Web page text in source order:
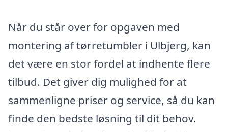
Når du står over for opgaven med
montering af tørretumbler i Ulbjerg, kan
det være en stor fordel at indhente flere
tilbud. Det giver dig mulighed for at
sammenligne priser og service, så du kan
finde den bedste løsning til dit behov.